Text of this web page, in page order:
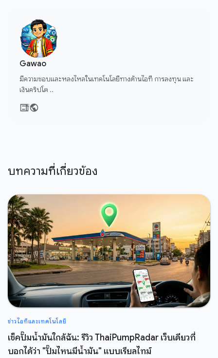
Gawao
มีความชอบและหลงไหลในเทคโนโลยีทางด้านไอที การลงทุน และ
เงินคริปโต ..
บทความที่เกี่ยวข้อง
ข่าวไอทีและเทคโนโลยี
เช็คปั๊มน้ำมันใกล้ฉัน: รีวิว ThaiPumpRadar เว็บเดียวที่
บอกได้ว่า "ปั๊มไหนมีน้ำมัน" แบบเรียลไทม์